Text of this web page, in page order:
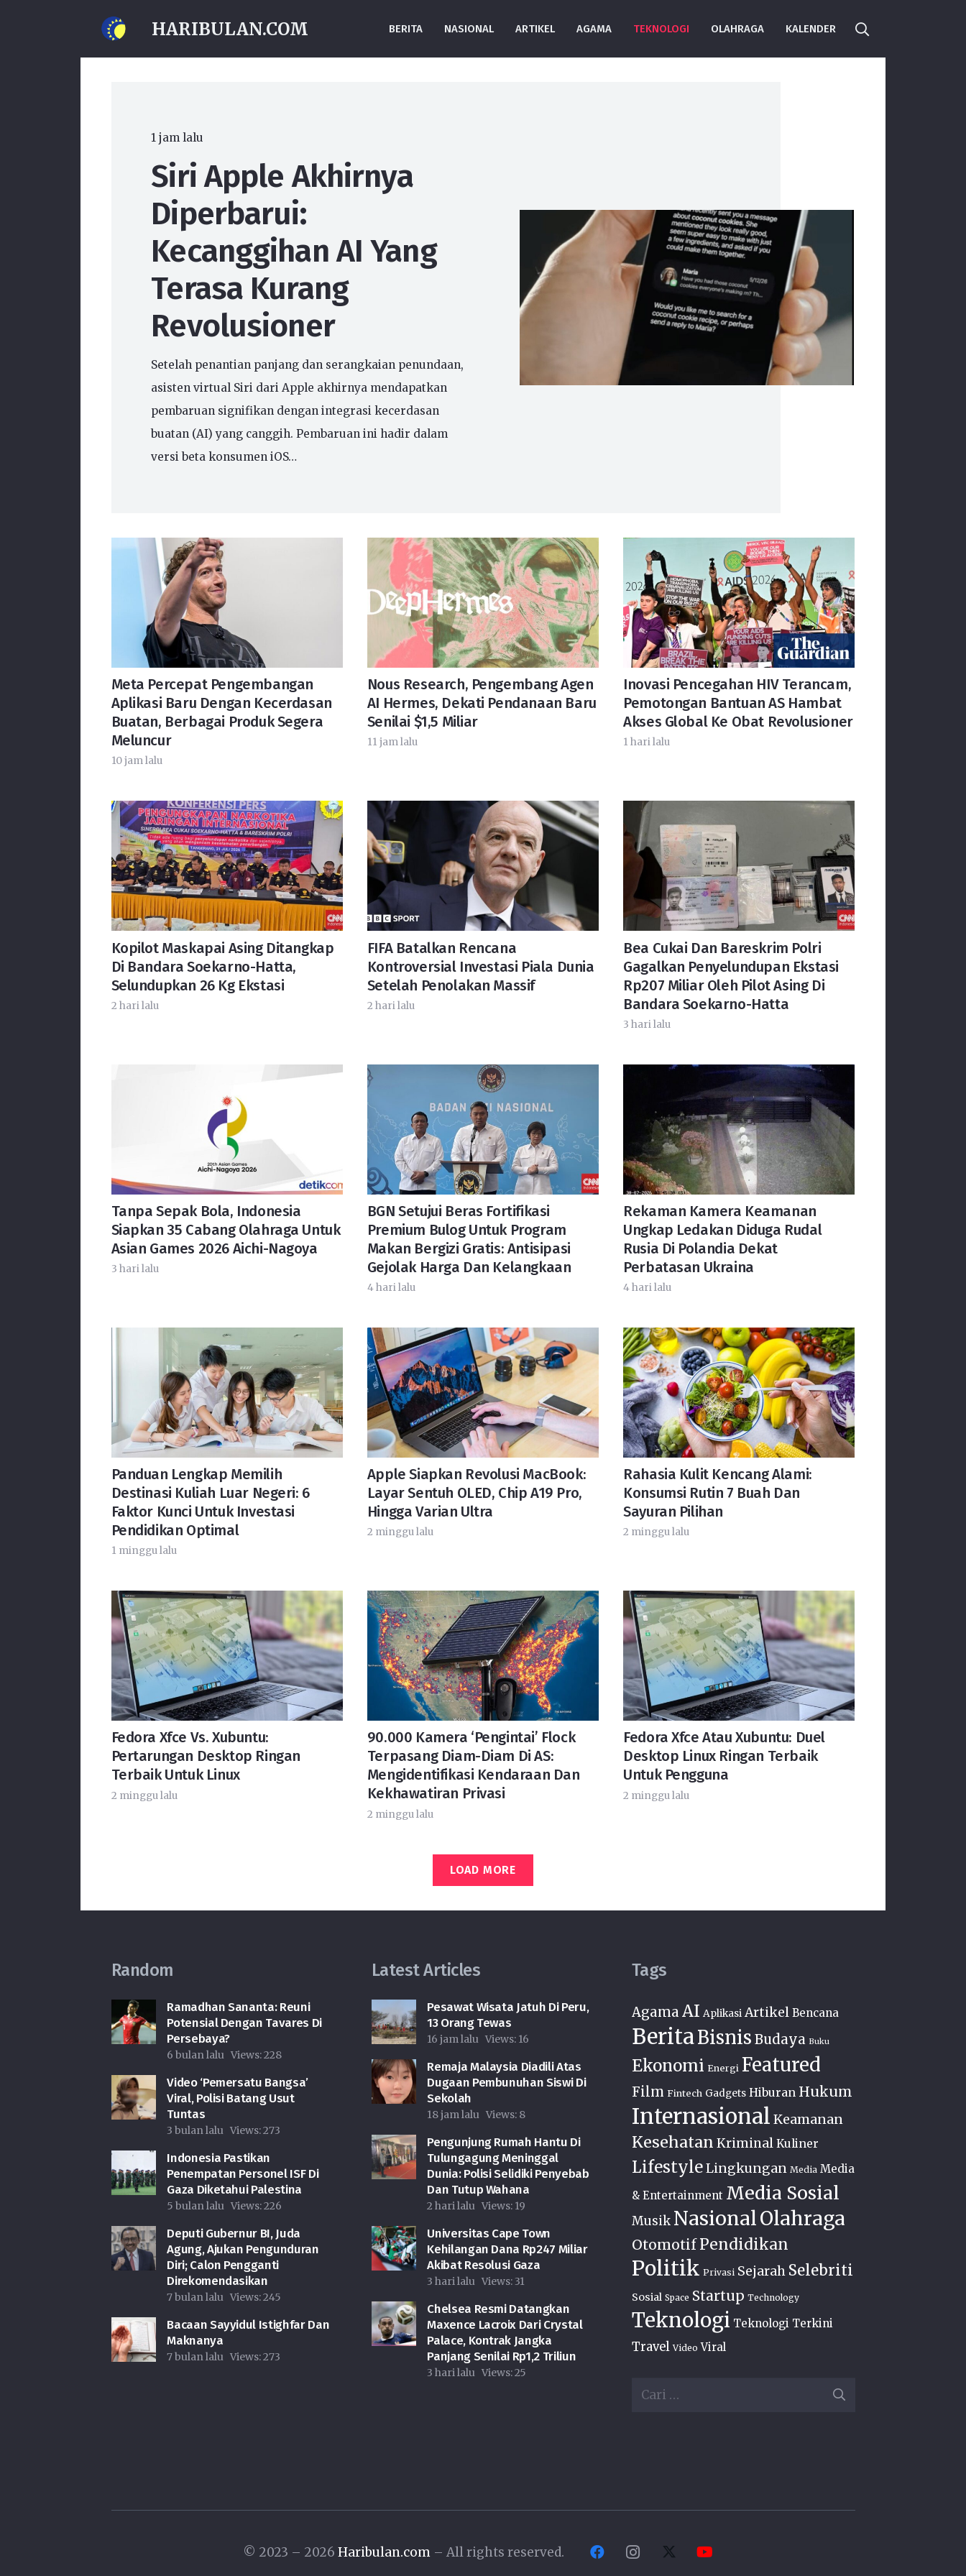
HARIBULAN.COM BERITA NASIONAL ARTIKEL AGAMA TEKNOLOGI OLAHRAGA KALENDER
1 jam lalu
Siri Apple Akhirnya
Diperbarui:
Kecanggihan AI Yang
Terasa Kurang
Revolusioner
Setelah penantian panjang dan serangkaian penundaan,
asisten virtual Siri dari Apple akhirnya mendapatkan
pembaruan signifikan dengan integrasi kecerdasan
buatan (AI) yang canggih. Pembaruan ini hadir dalam
versi beta konsumen iOS…
Meta Percepat Pengembangan
Aplikasi Baru Dengan Kecerdasan
Buatan, Berbagai Produk Segera
Meluncur
10 jam lalu
Nous Research, Pengembang Agen
AI Hermes, Dekati Pendanaan Baru
Senilai $1,5 Miliar
11 jam lalu
Inovasi Pencegahan HIV Terancam,
Pemotongan Bantuan AS Hambat
Akses Global Ke Obat Revolusioner
1 hari lalu
Kopilot Maskapai Asing Ditangkap
Di Bandara Soekarno-Hatta,
Selundupkan 26 Kg Ekstasi
2 hari lalu
FIFA Batalkan Rencana
Kontroversial Investasi Piala Dunia
Setelah Penolakan Massif
2 hari lalu
Bea Cukai Dan Bareskrim Polri
Gagalkan Penyelundupan Ekstasi
Rp207 Miliar Oleh Pilot Asing Di
Bandara Soekarno-Hatta
3 hari lalu
Tanpa Sepak Bola, Indonesia
Siapkan 35 Cabang Olahraga Untuk
Asian Games 2026 Aichi-Nagoya
3 hari lalu
BGN Setujui Beras Fortifikasi
Premium Bulog Untuk Program
Makan Bergizi Gratis: Antisipasi
Gejolak Harga Dan Kelangkaan
4 hari lalu
Rekaman Kamera Keamanan
Ungkap Ledakan Diduga Rudal
Rusia Di Polandia Dekat
Perbatasan Ukraina
4 hari lalu
Panduan Lengkap Memilih
Destinasi Kuliah Luar Negeri: 6
Faktor Kunci Untuk Investasi
Pendidikan Optimal
1 minggu lalu
Apple Siapkan Revolusi MacBook:
Layar Sentuh OLED, Chip A19 Pro,
Hingga Varian Ultra
2 minggu lalu
Rahasia Kulit Kencang Alami:
Konsumsi Rutin 7 Buah Dan
Sayuran Pilihan
2 minggu lalu
Fedora Xfce Vs. Xubuntu:
Pertarungan Desktop Ringan
Terbaik Untuk Linux
2 minggu lalu
90.000 Kamera ‘Pengintai’ Flock
Terpasang Diam-Diam Di AS:
Mengidentifikasi Kendaraan Dan
Kekhawatiran Privasi
2 minggu lalu
Fedora Xfce Atau Xubuntu: Duel
Desktop Linux Ringan Terbaik
Untuk Pengguna
2 minggu lalu
LOAD MORE
Random
Ramadhan Sananta: Reuni
Potensial Dengan Tavares Di
Persebaya?
6 bulan lalu Views:228
Video ‘Pemersatu Bangsa’
Viral, Polisi Batang Usut
Tuntas
3 bulan lalu Views:273
Indonesia Pastikan
Penempatan Personel ISF Di
Gaza Diketahui Palestina
5 bulan lalu Views:226
Deputi Gubernur BI, Juda
Agung, Ajukan Pengunduran
Diri; Calon Pengganti
Direkomendasikan
7 bulan lalu Views:245
Bacaan Sayyidul Istighfar Dan
Maknanya
7 bulan lalu Views:273
Latest Articles
Pesawat Wisata Jatuh Di Peru,
13 Orang Tewas
16 jam lalu Views: 16
Remaja Malaysia Diadili Atas
Dugaan Pembunuhan Siswi Di
Sekolah
18 jam lalu Views: 8
Pengunjung Rumah Hantu Di
Tulungagung Meninggal
Dunia: Polisi Selidiki Penyebab
Dan Tutup Wahana
2 hari lalu Views: 19
Universitas Cape Town
Kehilangan Dana Rp247 Miliar
Akibat Resolusi Gaza
3 hari lalu Views: 31
Chelsea Resmi Datangkan
Maxence Lacroix Dari Crystal
Palace, Kontrak Jangka
Panjang Senilai Rp1,2 Triliun
3 hari lalu Views:25
Tags
Agama AI Aplikasi Artikel Bencana
BeritaBisnis Budaya Buku
Ekonomi Energi Featured
Film Fintech Gadgets Hiburan Hukum
Internasional Keamanan
Kesehatan Kriminal Kuliner
LifestyleLingkungan Media Media
& Entertainment Media Sosial
Musik NasionalOlahraga
Otomotif Pendidikan
Politik Privasi Sejarah Selebriti
Sosial Space Startup Technology
Teknologi Teknologi Terkini
Travel Video Viral
Cari
© 2023 – 2026Haribulan.com – All rights reserved.